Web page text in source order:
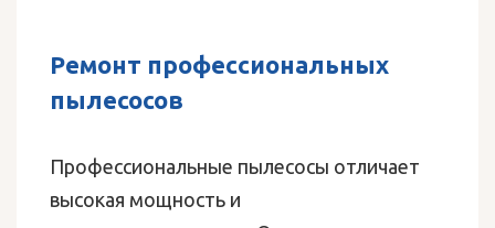
Ремонт профессиональных
пылесосов
Профессиональные пылесосы отличает
высокая мощность и